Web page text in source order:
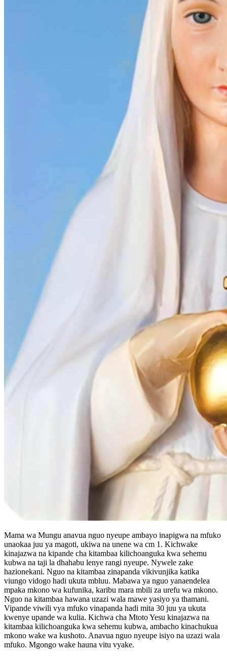
Mama wa Mungu anavua nguo nyeupe ambayo inapigwa na mfuko
unaokaa juu ya magoti, ukiwa na unene wa cm 1. Kichwake
kinajazwa na kipande cha kitambaa kilichoanguka kwa sehemu
kubwa na taji la dhahabu lenye rangi nyeupe. Nywele zake
hazionekani. Nguo na kitambaa zinapanda vikivunjika katika
viungo vidogo hadi ukuta mbluu. Mabawa ya nguo yanaendelea
mpaka mkono wa kufunika, karibu mara mbili za urefu wa mkono.
Nguo na kitambaa hawana uzazi wala mawe yasiyo ya thamani.
Vipande viwili vya mfuko vinapanda hadi mita 30 juu ya ukuta
kwenye upande wa kulia. Kichwa cha Mtoto Yesu kinajazwa na
kitambaa kilichoanguka kwa sehemu kubwa, ambacho kinachukua
mkono wake wa kushoto. Anavua nguo nyeupe isiyo na uzazi wala
mfuko. Mgongo wake hauna vitu vyake.